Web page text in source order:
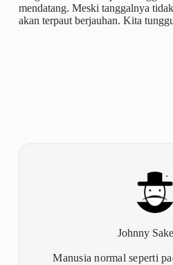
mendatang. Meski tanggalnya
akan terpaut berjauhan. Kita
Johnny
Manusia normal seperti